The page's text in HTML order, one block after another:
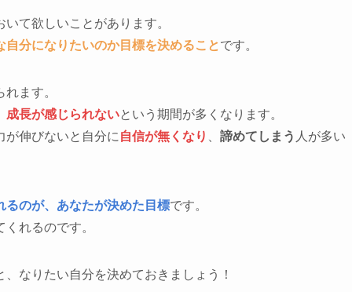
て欲しいことがあります。
自分になりたいのか目標を決めることです。
ます。
成長が感じられないという期間が多くなります。
が伸びないと自分に 自信が無くなり 諦めてしまう 人が多い
るのが、あなたが決めた目標です。
くれるのです。
なりたい自分を決めておきましょう！